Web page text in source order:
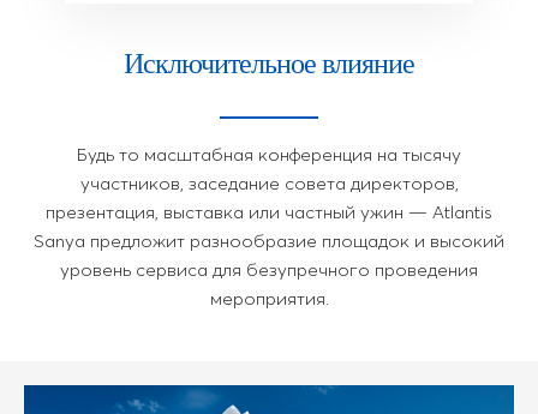
Исключительное влияние
Будь то масштабная конференция на тысячу
участников, заседание совета директоров,
презентация, выставка или частный ужин — Atlantis
Sanya предложит разнообразие площадок и высокий
уровень сервиса для безупречного проведения
мероприятия.